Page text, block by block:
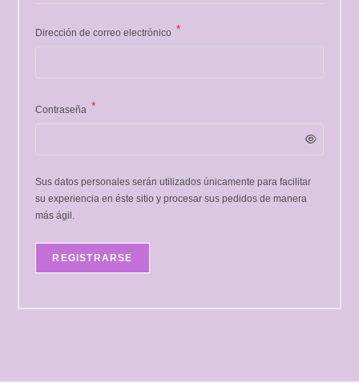
Dirección de correo electrónico *
Contraseña *
Sus datos personales serán utilizados únicamente para facilitar
su experiencia en éste sitio y procesar sus pedidos de manera
más ágil.
REGISTRARSE